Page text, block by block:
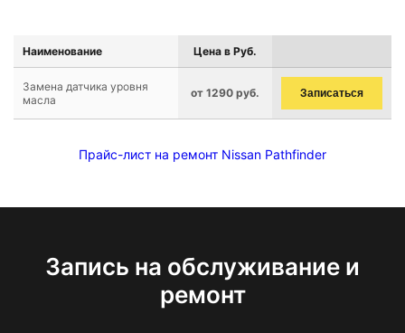
Наименование Цена в Руб.
Замена датчика уровня
масла
от 1290 руб. Записаться
Прайс-лист на ремонт Nissan Pathfinder
Запись на обслуживание и
ремонт